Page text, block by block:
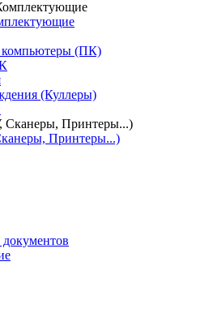
компьютеры (ПК)
(Куллеры)
Принтеры...)